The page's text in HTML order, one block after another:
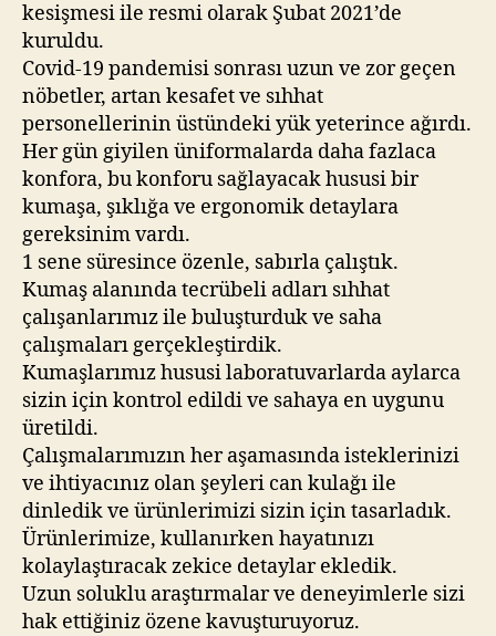
kesişmesi ile resmi olarak Şubat 2021’de
kuruldu.
Covid-19 pandemisi sonrası uzun ve zor geçen
nöbetler, artan kesafet ve sıhhat
personellerinin üstündeki yük yeterince ağırdı.
Her gün giyilen üniformalarda daha fazlaca
konfora, bu konforu sağlayacak hususi bir
kumaşa, şıklığa ve ergonomik detaylara
gereksinim vardı.
1 sene süresince özenle, sabırla çalıştık.
Kumaş alanında tecrübeli adları sıhhat
çalışanlarımız ile buluşturduk ve saha
çalışmaları gerçekleştirdik.
Kumaşlarımız hususi laboratuvarlarda aylarca
sizin için kontrol edildi ve sahaya en uygunu
üretildi.
Çalışmalarımızın her aşamasında isteklerinizi
ve ihtiyacınız olan şeyleri can kulağı ile
dinledik ve ürünlerimizi sizin için tasarladık.
Ürünlerimize, kullanırken hayatınızı
kolaylaştıracak zekice detaylar ekledik.
Uzun soluklu araştırmalar ve deneyimlerle sizi
hak ettiğiniz özene kavuşturuyoruz.